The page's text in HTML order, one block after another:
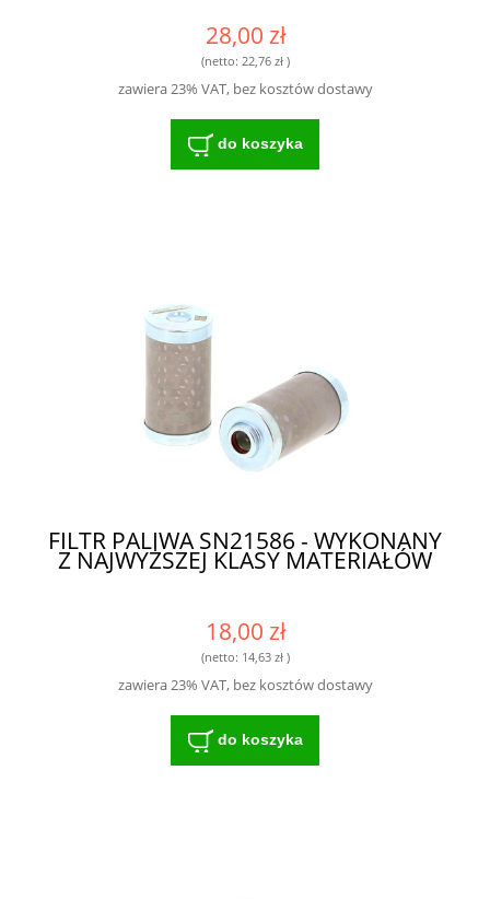
28,00 zł
(netto: 22,76 zł)
zawiera 23% VAT, bez kosztów dostawy
do koszyka
FILTR PALIWA SN21586 - WYKONANY
Z NAJWYŻSZEJ KLASY MATERIAŁÓW
18,00 zł
(netto: 14,63 zł)
zawiera 23% VAT, bez kosztów dostawy
do koszyka